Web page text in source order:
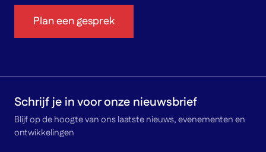
Plan een gesprek
Schrijf je in voor onze nieuwsbrief
Blijf op de hoogte van ons laatste nieuws, evenementen en
ontwikkelingen